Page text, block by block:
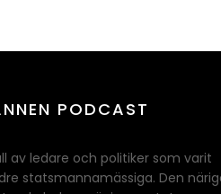
PODCAST
av ledare och politiker som varit
statsmannamässiga. Den